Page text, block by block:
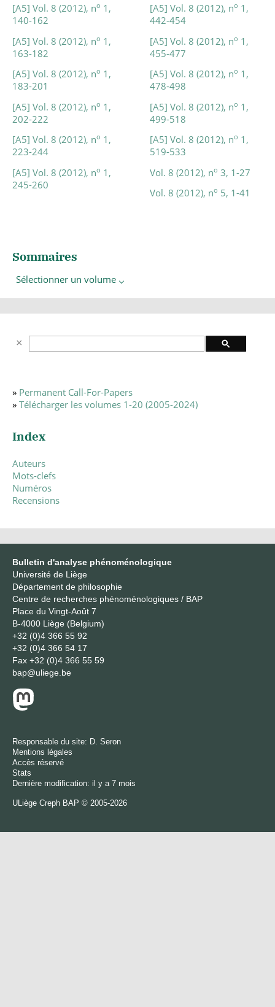
[A5] Vol. 8 (2012), no 1,
140-162
[A5] Vol. 8 (2012), no 1,
163-182
[A5] Vol. 8 (2012), no 1,
183-201
[A5] Vol. 8 (2012), no 1,
202-222
[A5] Vol. 8 (2012), no 1,
223-244
[A5] Vol. 8 (2012), no 1,
245-260
[A5] Vol. 8 (2012), no 1,
442-454
[A5] Vol. 8 (2012), no 1,
455-477
[A5] Vol. 8 (2012), no 1,
478-498
[A5] Vol. 8 (2012), no 1,
499-518
[A5] Vol. 8 (2012), no 1,
519-533
Vol. 8 (2012), no 3, 1-27
Vol. 8 (2012), no 5, 1-41
Sommaires
Sélectionner un volume
» Permanent Call-For-Papers
» Télécharger les volumes 1-20 (2005-2024)
Index
Auteurs
Mots-clefs
Numéros
Recensions
Bulletin d'analyse phénoménologique
Université de Liège
Département de philosophie
Centre de recherches phénoménologiques / BAP
Place du Vingt-Août 7
B-4000 Liège (Belgium)
+32 (0)4 366 55 92
+32 (0)4 366 54 17
Fax +32 (0)4 366 55 59
bap@uliege.be
Responsable du site: D. Seron
Mentions légales
Accès réservé
Stats
Dernière modification: il y a 7 mois
ULiège Creph BAP © 2005-2026